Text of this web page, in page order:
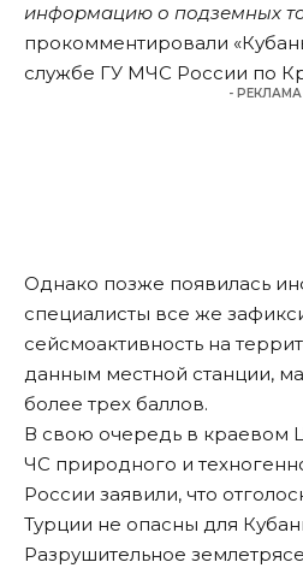
информацию о подземных
прокомментировали
службе ГУ МЧС России по
- РЕКЛАМА
Однако позже появилась
специалисты все же
сейсмоактивность на
данным местной станции,
более трех баллов.
В свою очередь в краевом
ЧС природного и
России заявили, что
Турции не опасны для
Разрушительное